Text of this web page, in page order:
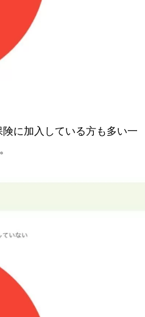
に加入している方も多い一